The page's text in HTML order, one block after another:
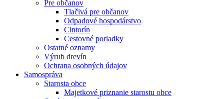
Pre občanov
Tlačivá pre občanov
Odpadové hospodárstvo
Cintorín
Cestovné poriadky
Ostatné oznamy
Výrub drevín
Ochrana osobných údajov
Samospráva
Starosta obce
Majetkové priznanie starostu obce